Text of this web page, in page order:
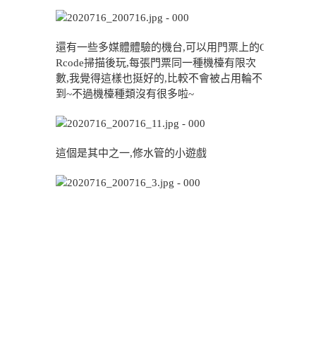
還有一些多媒體體驗的機台,可以用門票上的Q
Rcode掃描後玩,每張門票同一種機檯有限次
數,我覺得這樣也挺好的,比較不會被占用輪不
到~不過機檯種類沒有很多啦~
這個是其中之一,修水管的小遊戲